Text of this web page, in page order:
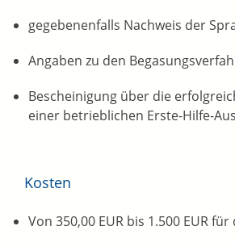
gegebenenfalls Nachweis der
Angaben zu den
Bescheinigung über die
einer betrieblichen Erste-Hilfe-
Kosten
Von 350,00 EUR bis 1.500 EUR